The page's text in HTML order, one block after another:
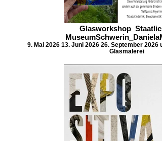
9. Mai 2026 13. Juni 2026 26. September 2026
Glasmalerei